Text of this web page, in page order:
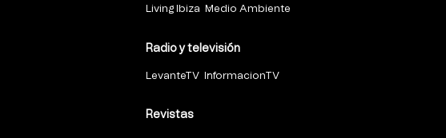
Living Ibiza
Medio Ambiente
Radio y televisión
LevanteTV InformacionTV
Revistas